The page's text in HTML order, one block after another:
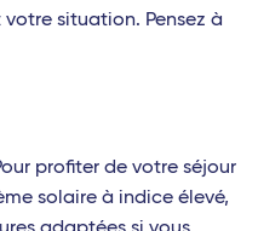
situation. Pensez à
profiter de votre séjour
solaire à indice élevé,